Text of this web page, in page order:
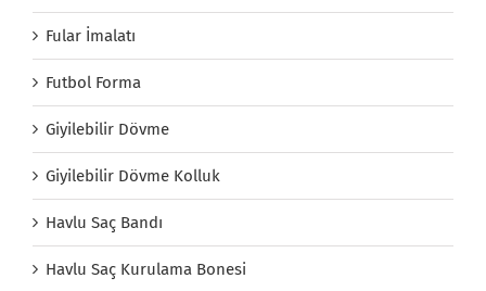
Fular İmalatı
Futbol Forma
Giyilebilir Dövme
Giyilebilir Dövme Kolluk
Havlu Saç Bandı
Havlu Saç Kurulama Bonesi